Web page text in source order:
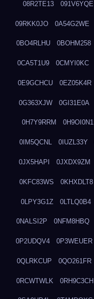
08R2TE13 091V6YQE
09RKK0JO 0A54G2WE
0BO4RLHU 0BOHM258
0CA5T1U9 0CMYI0KC
0E9GCHCU 0EZ05K4R
0G363XJW 0GI31E0A
0H7Y9RRM 0H9OI0N1
0IM5QCNL 0IUZL33Y
0JX5HAPI 0JXDX9ZM
0KFC83WS 0KHXDLT8
0LPY3G1Z 0LTLQ0B4
0NALSI2P 0NFM8HBQ
0P2UDQV4 0P3WEUER
0QLRKCUP 0QO261FR
0RCWTWLK 0RH9C3CH